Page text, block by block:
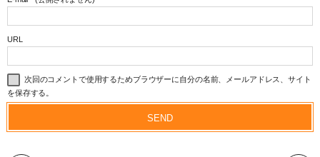
URL
次回のコメントで使用するためブラウザーに自分の名前、メールアドレス、サイト
を保存する。